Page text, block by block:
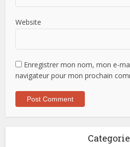
Website
Enregistrer mon nom, mon e-
navigateur pour mon prochain